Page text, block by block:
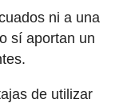
ni a una
sí aportan un
de utilizar